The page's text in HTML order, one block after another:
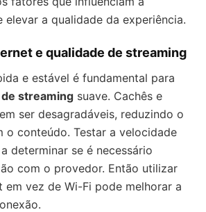
elevar a qualidade da experiência.
e qualidade de streaming
e estável é fundamental para
streaming suave. Cachês e
ser desagradáveis, reduzindo o
o conteúdo. Testar a velocidade
determinar se é necessário
com o provedor. Então utilizar
em vez de Wi-Fi pode melhorar a